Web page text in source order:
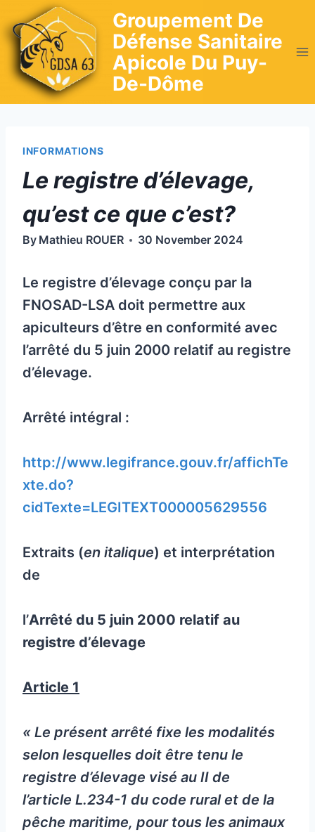
to
content
Groupement De
Défense Sanitaire
Apicole Du Puy-
De-Dôme
INFORMATIONS
Le registre d’élevage,
qu’est ce que c’est?
By Mathieu ROUER 30 November 2024
Le registre d’élevage conçu par la
FNOSAD-LSA doit permettre aux
apiculteurs d’être en conformité avec
l’arrêté du 5 juin 2000 relatif au registre
d’élevage.
Arrêté intégral :
http://www.legifrance.gouv.fr/affichTe
xte.do?
cidTexte=LEGITEXT000005629556
Extraits (en italique) et interprétation
de
l’Arrêté du 5 juin 2000 relatif au
registre d’élevage
Article 1
« Le présent arrêté fixe les modalités
selon lesquelles doit être tenu le
registre d’élevage visé au II de
l’article L.234-1 du code rural et de la
pêche maritime, pour tous les animaux